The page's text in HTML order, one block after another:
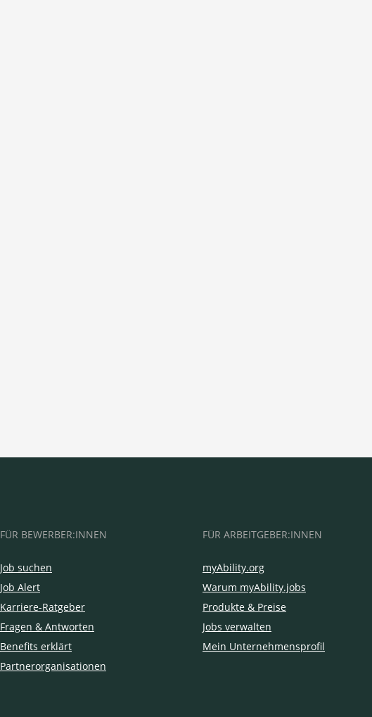
FÜR BEWERBER:INNEN
Job suchen
Job Alert
Karriere-Ratgeber
Fragen & Antworten
Benefits erklärt
Partnerorganisationen
FÜR ARBEITGEBER:INNEN
myAbility.org
Warum myAbility.jobs
Produkte & Preise
Jobs verwalten
Mein Unternehmensprofil